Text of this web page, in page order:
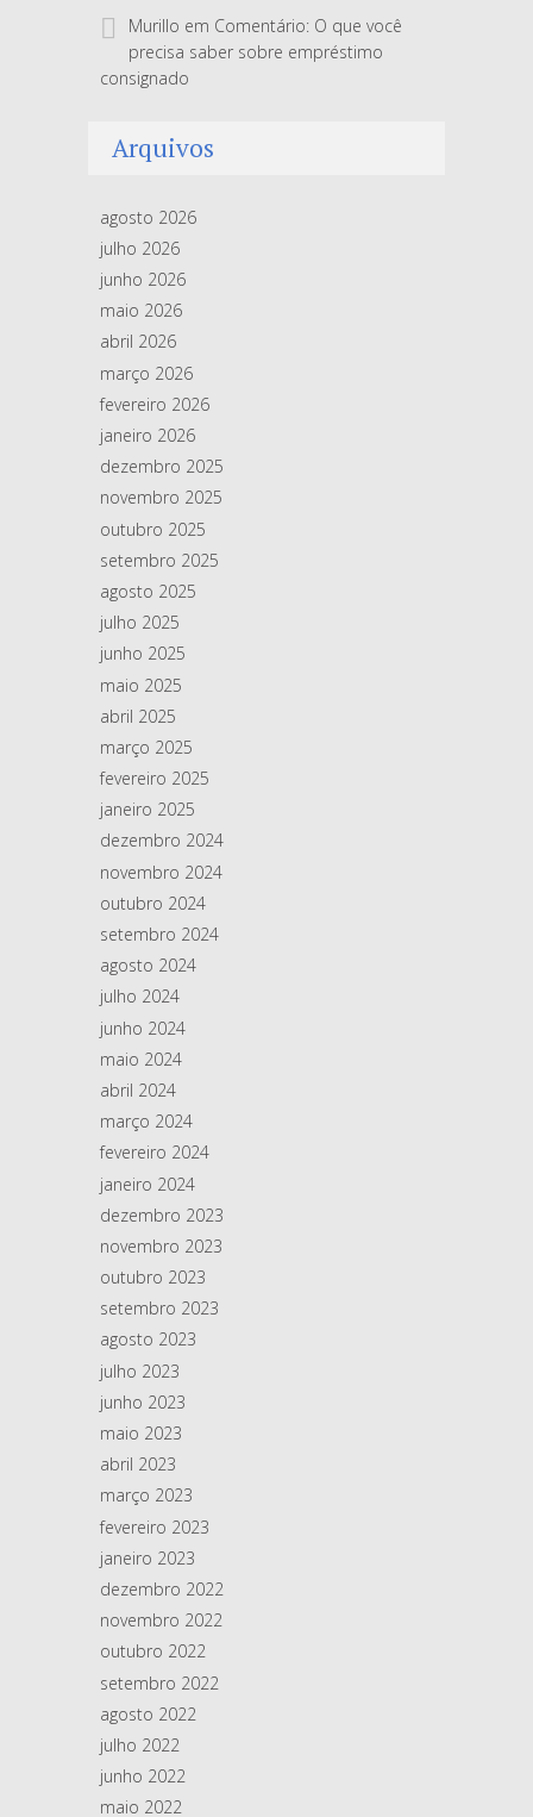
Murillo em Comentário: O que você
precisa saber sobre empréstimo
consignado
Arquivos
agosto 2026
julho 2026
junho 2026
maio 2026
abril 2026
março 2026
fevereiro 2026
janeiro 2026
dezembro 2025
novembro 2025
outubro 2025
setembro 2025
agosto 2025
julho 2025
junho 2025
maio 2025
abril 2025
março 2025
fevereiro 2025
janeiro 2025
dezembro 2024
novembro 2024
outubro 2024
setembro 2024
agosto 2024
julho 2024
junho 2024
maio 2024
abril 2024
março 2024
fevereiro 2024
janeiro 2024
dezembro 2023
novembro 2023
outubro 2023
setembro 2023
agosto 2023
julho 2023
junho 2023
maio 2023
abril 2023
março 2023
fevereiro 2023
janeiro 2023
dezembro 2022
novembro 2022
outubro 2022
setembro 2022
agosto 2022
julho 2022
junho 2022
maio 2022